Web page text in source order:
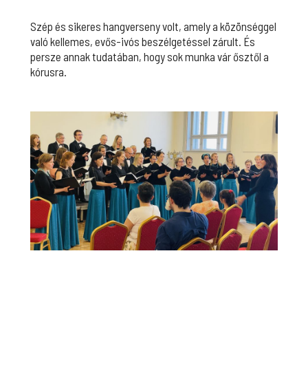
Szép és sikeres hangverseny volt, amely a közönséggel
való kellemes, evős-ivós beszélgetéssel zárult. És
persze annak tudatában, hogy sok munka vár ősztől a
kórusra.